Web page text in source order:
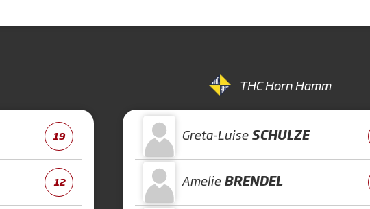
19
12
THC Horn Hamm
Greta-Luise SCHULZE
Amelie BRENDEL